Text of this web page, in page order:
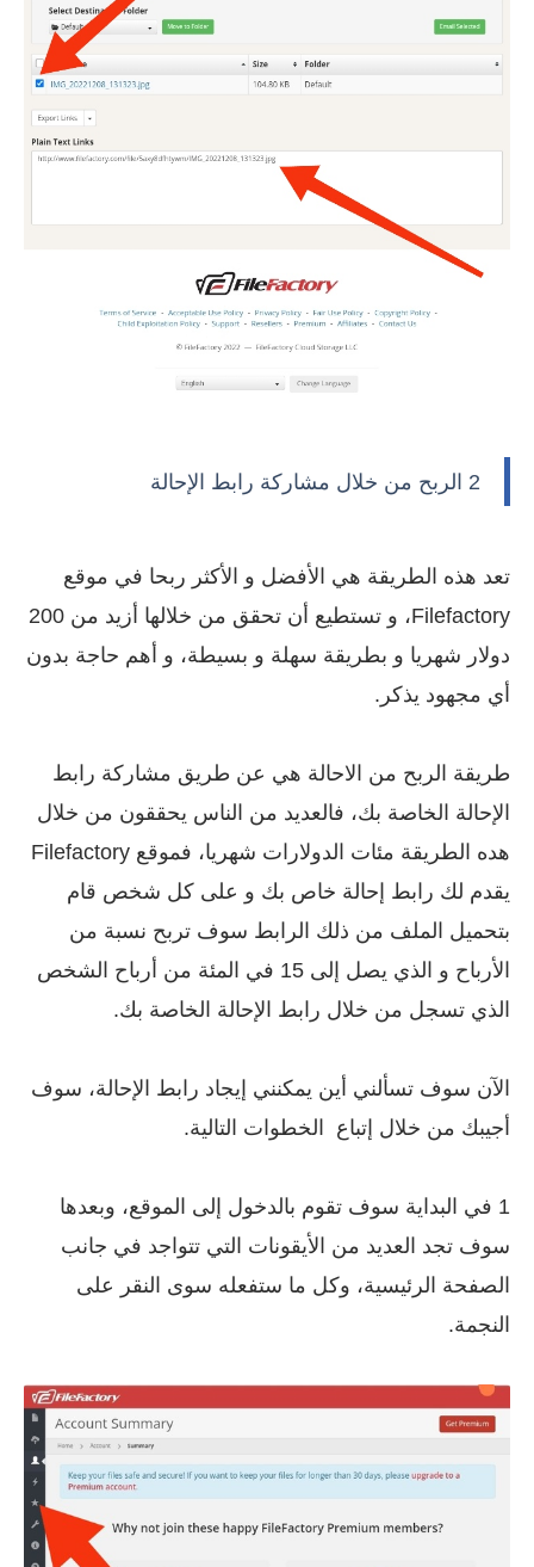
2 الربح من خلال مشاركة رابط الإحالة
تعد هذه الطريقة هي الأفضل و الأكثر ربحا في موقع
Filefactory، و تستطيع أن تحقق من خلالها أزيد من 200
دولار شهريا و بطريقة سهلة و بسيطة، و أهم حاجة بدون
أي مجهود يذكر.
طريقة الربح من الاحالة هي عن طريق مشاركة رابط
الإحالة الخاصة بك، فالعديد من الناس يحققون من خلال
هده الطريقة مئات الدولارات شهريا، فموقع Filefactory
يقدم لك رابط إحالة خاص بك و على كل شخص قام
بتحميل الملف من ذلك الرابط سوف تربح نسبة من
الأرباح و الذي يصل إلى 15 في المئة من أرباح الشخص
الذي تسجل من خلال رابط الإحالة الخاصة بك.
الآن سوف تسألني أين يمكنني إيجاد رابط الإحالة، سوف
أجيبك من خلال إتباع الخطوات التالية.
1 في البداية سوف تقوم بالدخول إلى الموقع، وبعدها
سوف تجد العديد من الأيقونات التي تتواجد في جانب
الصفحة الرئيسية، وكل ما ستفعله سوى النقر على
النجمة.